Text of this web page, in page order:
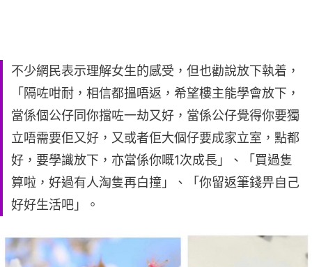
不少網民表示理解女生的感受，但也勸說放下執着，
「隔咗咁耐，相信都搵唔返，希望樓主能學會放下，
當係個公仔同你擋咗一劫又好，當係公仔覺得你要獨
立唔需要佢又好，又或者佢大個仔要成家立室，點都
好，要學識放下，亦當係你嘅1次成長」、「買過隻
算啦，好過有人淘隻再白撞」、「你留返筆錢畀自己
好好生活吧」。